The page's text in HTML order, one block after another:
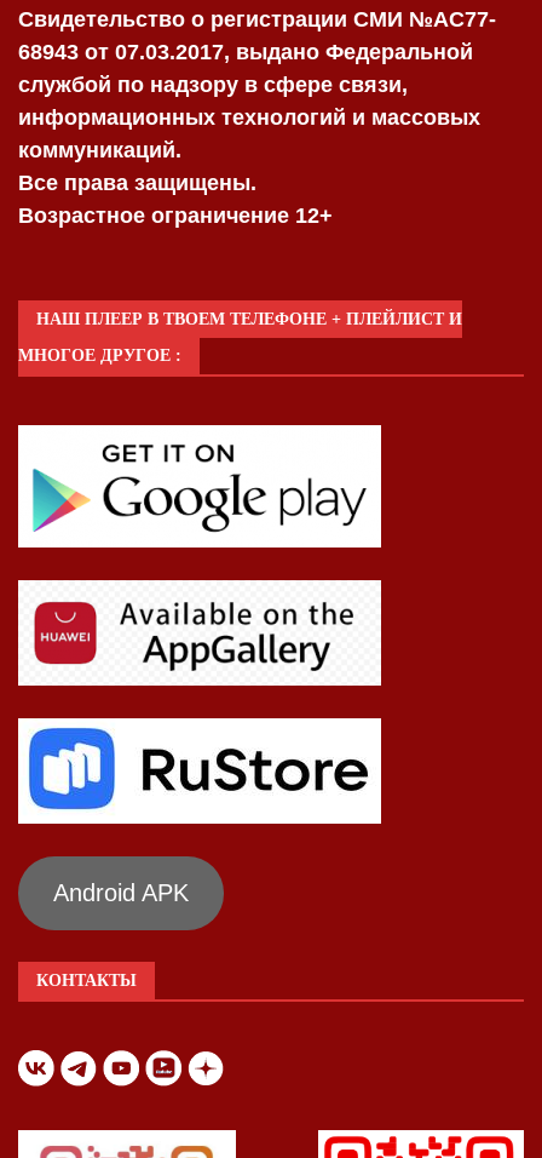
Свидетельство о регистрации СМИ №AC77-
68943 от 07.03.2017, выдано Федеральной
службой по надзору в сфере связи,
информационных технологий и массовых
коммуникаций.
Все права защищены.
Возрастное ограничение 12+
НАШ ПЛЕЕР В ТВОЕМ ТЕЛЕФОНЕ + ПЛЕЙЛИСТ И
МНОГОЕ ДРУГОЕ :
Android APK
КОНТАКТЫ